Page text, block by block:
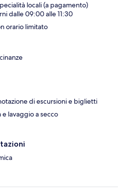
locali (a pagamento)
dalle 09:00 alle 11:30
orario limitato
di escursioni e biglietti
lavaggio a secco